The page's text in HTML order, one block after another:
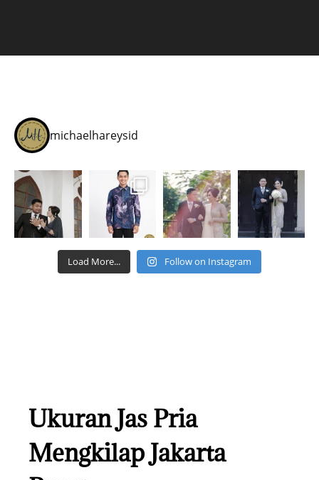
michaelhareysid
Load More... Follow on Instagram
Ukuran Jas Pria
Mengkilap Jakarta